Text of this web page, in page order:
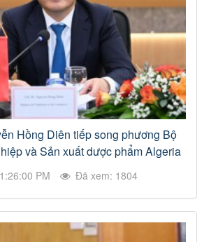
Hồng Diên tiếp song phương Bộ
và Sản xuất dược phẩm Algeria
PM Đã xem: 1804